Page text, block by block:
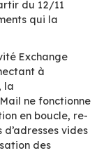
lié a la
Gmail
toutes les
et contacts